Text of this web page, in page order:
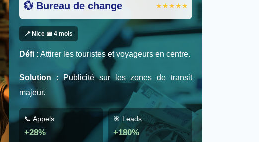
💱 Bureau de change ★★★★★
📍 Nice 📅 4 mois
Défi : Attirer les touristes et voyageurs en centre.
Solution : Publicité sur les zones de transit
majeur.
📞 Appels
+28%
🎯 Leads
+180%